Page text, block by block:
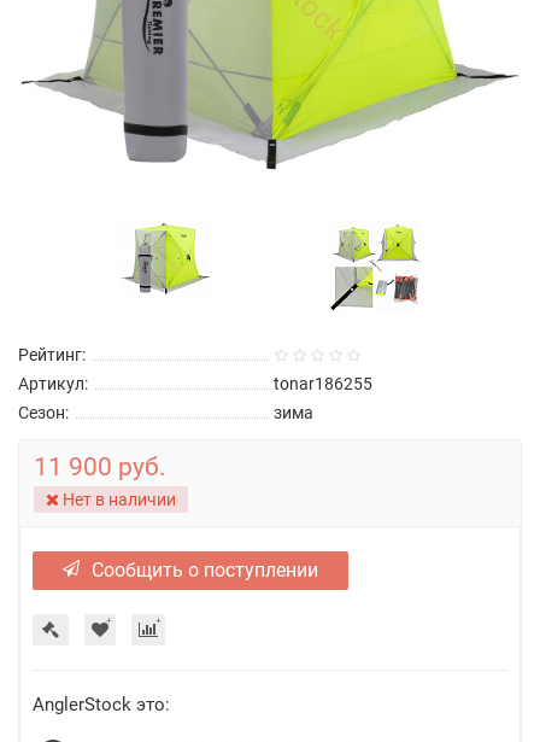
Рейтинг:
Артикул:
tonar186255
Сезон:
зима
11 900 руб.
Нет в наличии
Сообщить о поступлении
AnglerStock это: